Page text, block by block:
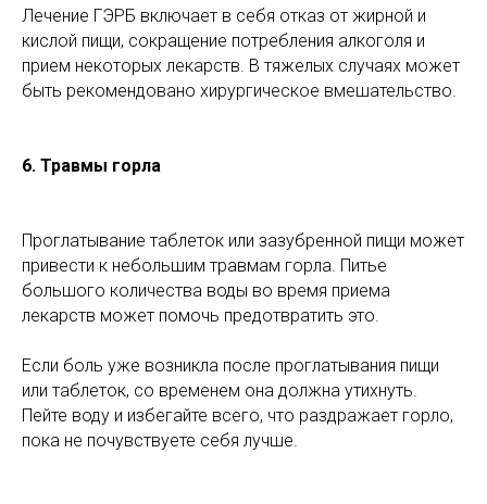
Лечение ГЭРБ включает в себя отказ от жирной и
кислой пищи, сокращение потребления алкоголя и
прием некоторых лекарств. В тяжелых случаях может
быть рекомендовано хирургическое вмешательство.
6. Травмы горла
Проглатывание таблеток или зазубренной пищи может
привести к небольшим травмам горла. Питье
большого количества воды во время приема
лекарств может помочь предотвратить это.
Если боль уже возникла после проглатывания пищи
или таблеток, со временем она должна утихнуть.
Пейте воду и избегайте всего, что раздражает горло,
пока не почувствуете себя лучше.